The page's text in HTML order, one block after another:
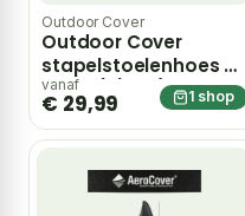
Outdoor Cover
Outdoor Cover
stapelstoelenhoes 67
x 67 x (h) 80/110 cm –
Grijs-antraciet
vanaf
€ 29,99 1 shop